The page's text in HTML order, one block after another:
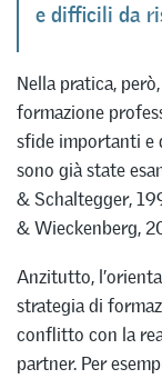
e difficili da
Nella pratica,
formazione
sfide importanti e
sono già state
& Schaltegger,
& Wieckenberg,
Anzitutto,
strategia di
conflitto con la
partner. Per